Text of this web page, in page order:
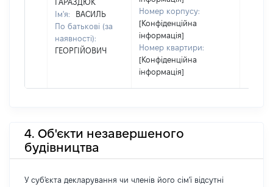
ГАРАЗДЮК
Ім'я:
ВАСИЛЬ
По батькові (за
наявності):
ГЕОРГІЙОВИЧ
Номер корпусу:
[Конфіденційна
інформація]
Номер квартири:
[Конфіденційна
інформація]
4. Об'єкти незавершеного
будівництва
У суб'єкта декларування чи членів його сім'ї відсутні